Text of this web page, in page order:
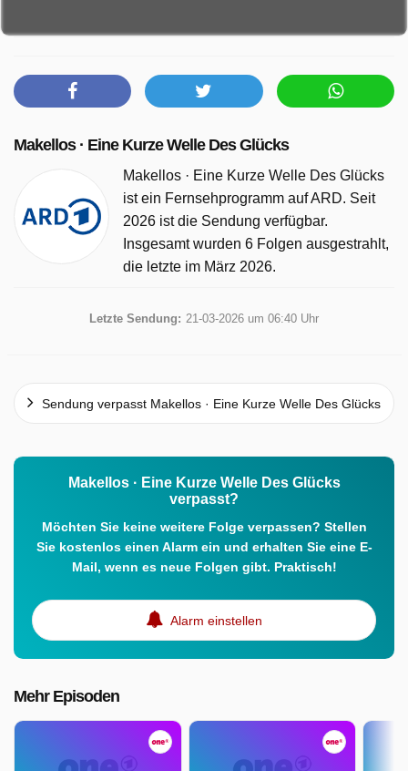
erpressen. Für Constanze beginnt eine schwere Zeit: hat
nicht ehrlich, auch er hat sich auf ein gefährliches Spiel
eingelassen, und das verändert alles. Mitwirkende
Manuel Rubey Anton Laux: Ulrich Noethen Karin
Biederstädt: Caroline Frank Gerda: Lisa Kreuzer Richard
Westerhoff: Jochen Busse Regie: Dirk Kummer Drehbuch:
Uli Brée Musik: Johannes Repka
Makellos · Eine Kurze Welle Des Glücks wurde auf ARD
ausgestrahlt am Mittwoch 11 März 2026, 20:15 Uhr.
Makellos · Eine Kurze Welle Des Glücks
Makellos · Eine Kurze Welle Des Glücks
ist ein Fernsehprogramm auf ARD. Seit
2026 ist die Sendung verfügbar.
Insgesamt wurden 6 Folgen ausgestrahlt,
die letzte im März 2026.
Letzte Sendung: 21-03-2026 um 06:40 Uhr
Sendung verpasst Makellos · Eine Kurze Welle Des Glücks
Makellos · Eine Kurze Welle Des Glücks
verpasst?
Möchten Sie keine weitere Folge verpassen? Stellen
Sie kostenlos einen Alarm ein und erhalten Sie eine E-
Mail, wenn es neue Folgen gibt. Praktisch!
Alarm einstellen
Mehr Episoden